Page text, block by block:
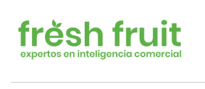
content